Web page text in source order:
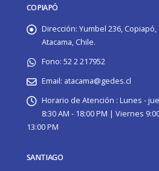
COPIAPÓ
Dirección: Yumbel 236, Copiapó,
Atacama, Chile.
Fono: 52 2 217952
Email: atacama@gedes.cl
Horario de Atención : Lunes -
8:30 AM - 18:00 PM | Viernes
13:00 PM
SANTIAGO